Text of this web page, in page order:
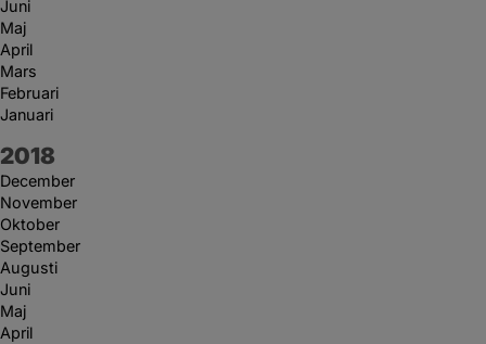
Juni
Maj
April
Mars
Februari
Januari
År:
2018
December
November
Oktober
September
Augusti
Juni
Maj
April